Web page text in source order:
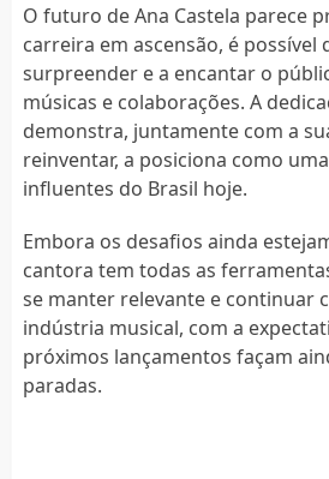
O futuro de Ana Castela parece
carreira em ascensão, é possível
surpreender e a encantar o
músicas e colaborações. A
demonstra, juntamente com a
reinventar, a posiciona como
influentes do Brasil hoje.
Embora os desafios ainda
cantora tem todas as
se manter relevante e continuar
indústria musical, com a
próximos lançamentos façam
paradas.